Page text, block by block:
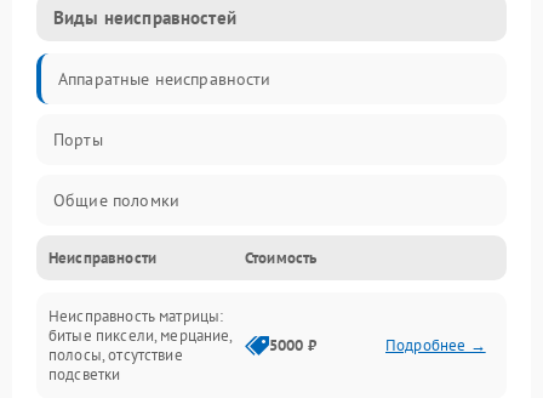
Виды неисправностей
Аппаратные неисправности
Порты
Общие поломки
Устройства
Программные ошибки
Электрические и системные сбои
Неисправности Стоимость
Неисправность матрицы:
битые пиксели, мерцание,
полосы, отсутствие
подсветки
5000 ₽ Подробнее →